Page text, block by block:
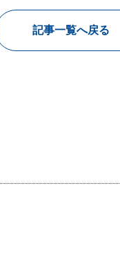
記事一覧へ戻る